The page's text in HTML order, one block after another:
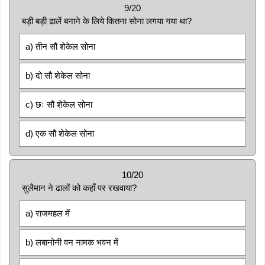
9/20
बड़ी बड़ी ढालें बनाने के लिये कितना सोना लगया गया था?
a) तीन सौ शेकेल सोना
b) दो सौ शेकेल सोना
c) छः सौ शेकेल सोना
d) एक सौ शेकेल सोना
10/20
सुलैमान ने ढालों को कहाँ पर रखवाया?
a) राजमहल में
b) लबानोनी वन नामक भवन में